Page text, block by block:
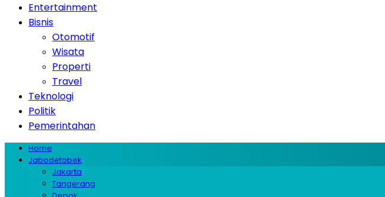
Entertainment
Bisnis
Otomotif
Wisata
Properti
Travel
Teknologi
Politik
Pemerintahan
Home
Jabodetabek
Jakarta
Tangerang